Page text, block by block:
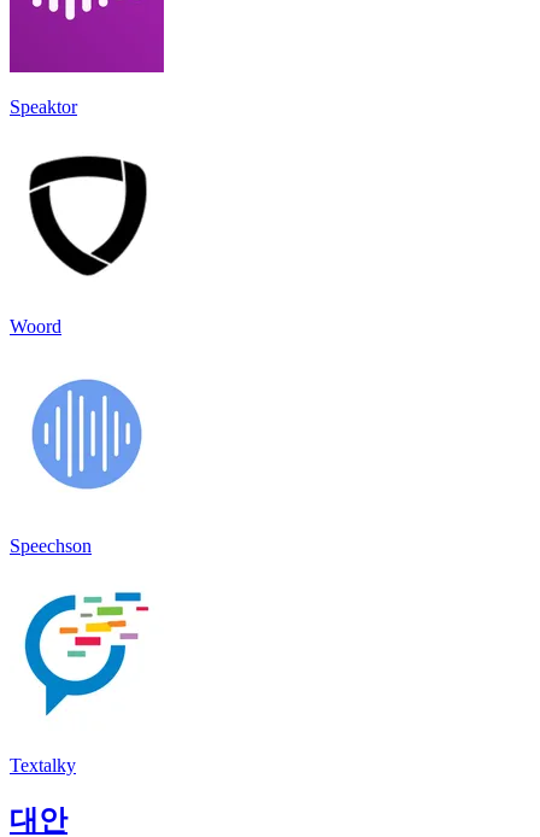
Speaktor
Woord
Speechson
Textalky
대안